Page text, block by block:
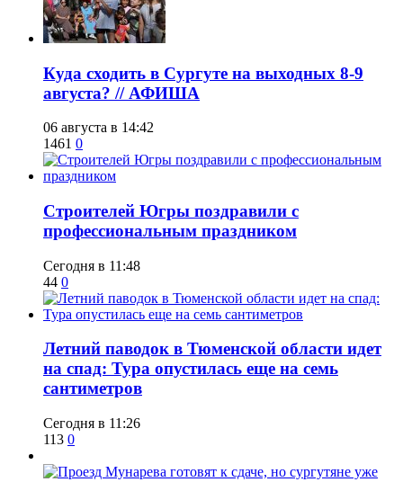
​Куда сходить в Сургуте на выходных 8-9
августа? // АФИША
06 августа в 14:42
1461 0
​Строителей Югры поздравили с
профессиональным праздником
Сегодня в 11:48
44 0
​Летний паводок в Тюменской области идет
на спад: Тура опустилась еще на семь
сантиметров
Сегодня в 11:26
113 0